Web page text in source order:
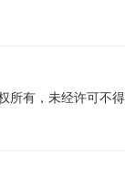
有，未经许可不